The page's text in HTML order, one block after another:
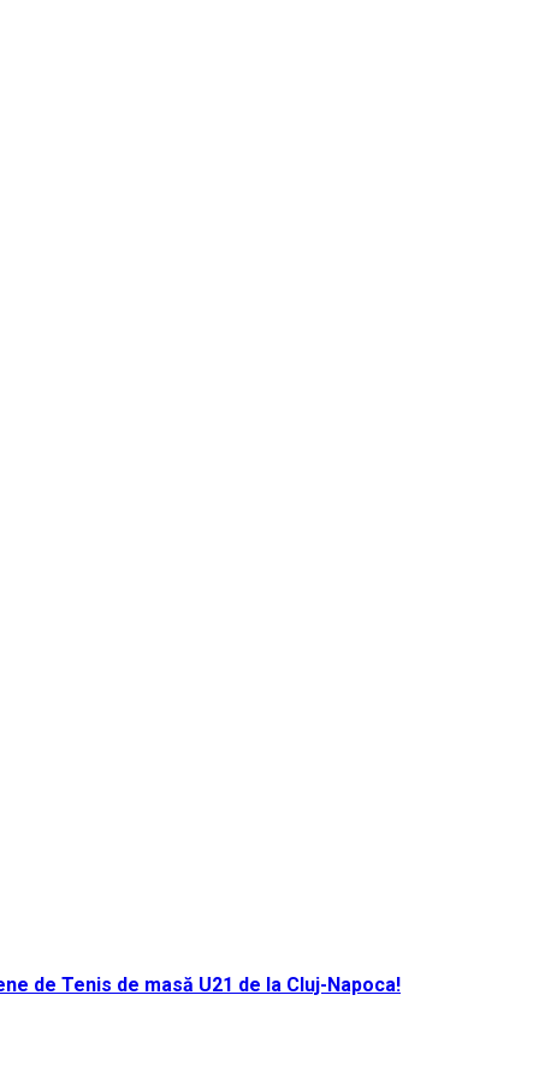
de Tenis de masă U21 de la Cluj-Napoca!